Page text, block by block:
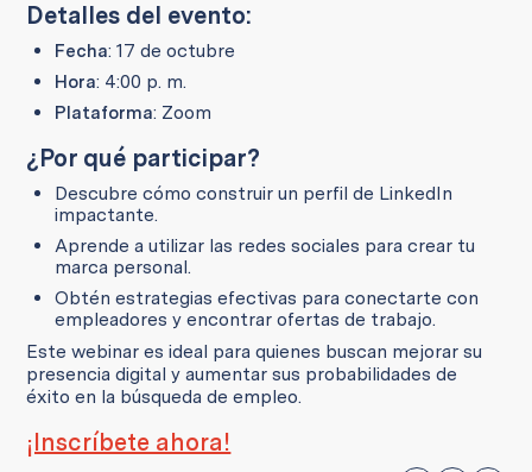
Detalles del evento:
Fecha: 17 de octubre
Hora: 4:00 p. m.
Plataforma: Zoom
¿Por qué participar?
Descubre cómo construir un perfil de LinkedIn
impactante.
Aprende a utilizar las redes sociales para crear tu
marca personal.
Obtén estrategias efectivas para conectarte con
empleadores y encontrar ofertas de trabajo.
Este webinar es ideal para quienes buscan mejorar su
presencia digital y aumentar sus probabilidades de
éxito en la búsqueda de empleo.
¡Inscríbete ahora!